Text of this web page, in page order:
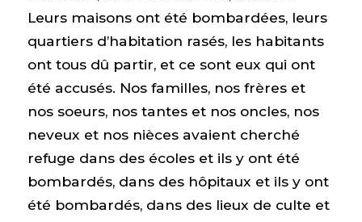
Leurs maisons ont été bombardées, leurs
quartiers d’habitation rasés, les habitants
ont tous dû partir, et ce sont eux qui ont
été accusés. Nos familles, nos frères et
nos soeurs, nos tantes et nos oncles, nos
neveux et nos nièces avaient cherché
refuge dans des écoles et ils y ont été
bombardés, dans des hôpitaux et ils y ont
été bombardés, dans des lieux de culte et